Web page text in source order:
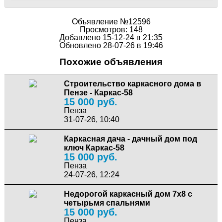
Объявление №12596
Просмотров: 148
Добавлено 15-12-24 в 21:35
Обновлено 28-07-26 в 19:46
Похожие объявления
Строительство каркасного дома в
Пензе - Каркас-58
15 000 руб.
Пенза
31-07-26, 10:40
Каркасная дача - дачный дом под
ключ Каркас-58
15 000 руб.
Пенза
24-07-26, 12:24
Недорогой каркасный дом 7х8 с
четырьмя спальнями
15 000 руб.